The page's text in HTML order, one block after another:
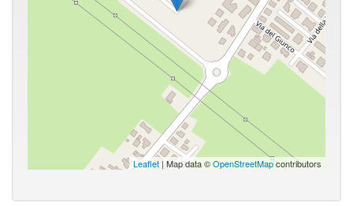
Leaflet | Map data ©OpenStreetMapcontributors